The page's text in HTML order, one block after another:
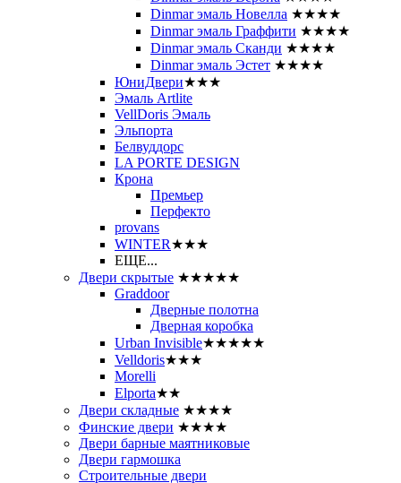
Dinmar эмаль Новелла ★★★★
Dinmar эмаль Граффити ★★★★
Dinmar эмаль Сканди ★★★★
Dinmar эмаль Эстет ★★★★
ЮниДвери★★★
Эмаль Artlite
VellDoris Эмаль
Эльпорта
Белвуддорс
LA PORTE DESIGN
Крона
Премьер
Перфекто
provans
WINTER★★★
ЕЩЕ...
Двери скрытые ★★★★★
Graddoor
Дверные полотна
Дверная коробка
Urban Invisible★★★★★
Velldoris★★★
Morelli
Elporta★★
Двери складные ★★★★
Финские двери ★★★★
Двери барные маятниковые
Двери гармошка
Строительные двери